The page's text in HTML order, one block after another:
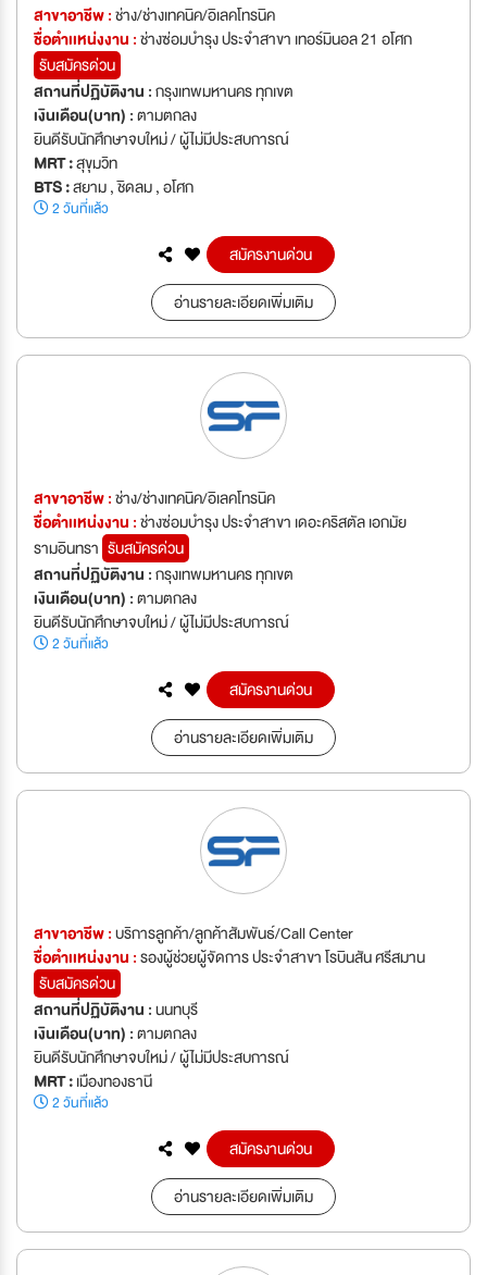
สาขาอาชีพ :ช่าง/ช่างเทคนิค/อิเลคโทรนิค
ชื่อตำเเหน่งงาน :ช่างซ่อมบำรุง ประจำสาขา เทอร์มินอล 21 อโศก
รับสมัครด่วน
สถานที่ปฏิบัติงาน :กรุงเทพมหานคร ทุกเขต
เงินเดือน(บาท) :ตามตกลง
ยินดีรับนักศึกษาจบใหม่ / ผู้ไม่มีประสบการณ์
MRT :สุขุมวิท
BTS :สยาม , ชิดลม , อโศก
2 วันที่แล้ว
สมัครงานด่วน
อ่านรายละเอียดเพิ่มเติม
สาขาอาชีพ :ช่าง/ช่างเทคนิค/อิเลคโทรนิค
ชื่อตำเเหน่งงาน :ช่างซ่อมบำรุง ประจำสาขา เดอะคริสตัล เอกมัย
รามอินทรา รับสมัครด่วน
สถานที่ปฏิบัติงาน :กรุงเทพมหานคร ทุกเขต
เงินเดือน(บาท) :ตามตกลง
ยินดีรับนักศึกษาจบใหม่ / ผู้ไม่มีประสบการณ์
2 วันที่แล้ว
สมัครงานด่วน
อ่านรายละเอียดเพิ่มเติม
สาขาอาชีพ :บริการลูกค้า/ลูกค้าสัมพันธ์/Call Center
ชื่อตำเเหน่งงาน :รองผู้ช่วยผู้จัดการ ประจำสาขา โรบินสัน ศรีสมาน
รับสมัครด่วน
สถานที่ปฏิบัติงาน :นนทบุรี
เงินเดือน(บาท) :ตามตกลง
ยินดีรับนักศึกษาจบใหม่ / ผู้ไม่มีประสบการณ์
MRT :เมืองทองธานี
2 วันที่แล้ว
สมัครงานด่วน
อ่านรายละเอียดเพิ่มเติม